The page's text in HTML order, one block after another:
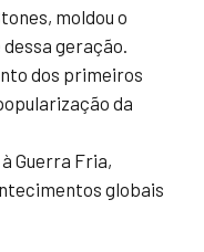
moldou o
geração.
dos primeiros
da
Guerra Fria,
globais